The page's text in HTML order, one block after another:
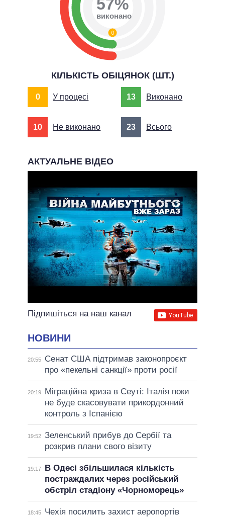
0
57%
виконано
КІЛЬКІСТЬ ОБІЦЯНОК (ШТ.)
0 У процесі 13 Виконано
10 Не виконано 23 Всього
АКТУАЛЬНЕ ВІДЕО
Підпишіться на наш канал
НОВИНИ
20:55
Сенат США підтримав законопроєкт
про «пекельні санкції» проти росії
20:19
Міграційна криза в Сеуті: Італія поки
не буде скасовувати прикордонний
контроль з Іспанією
19:52 Зеленський прибув до Сербії та
розкрив плани свого візиту
19:17
В Одесі збільшилася кількість
постраждалих через російський
обстріл стадіону «Чорноморець»
18:45
Чехія посилить захист аеропортів